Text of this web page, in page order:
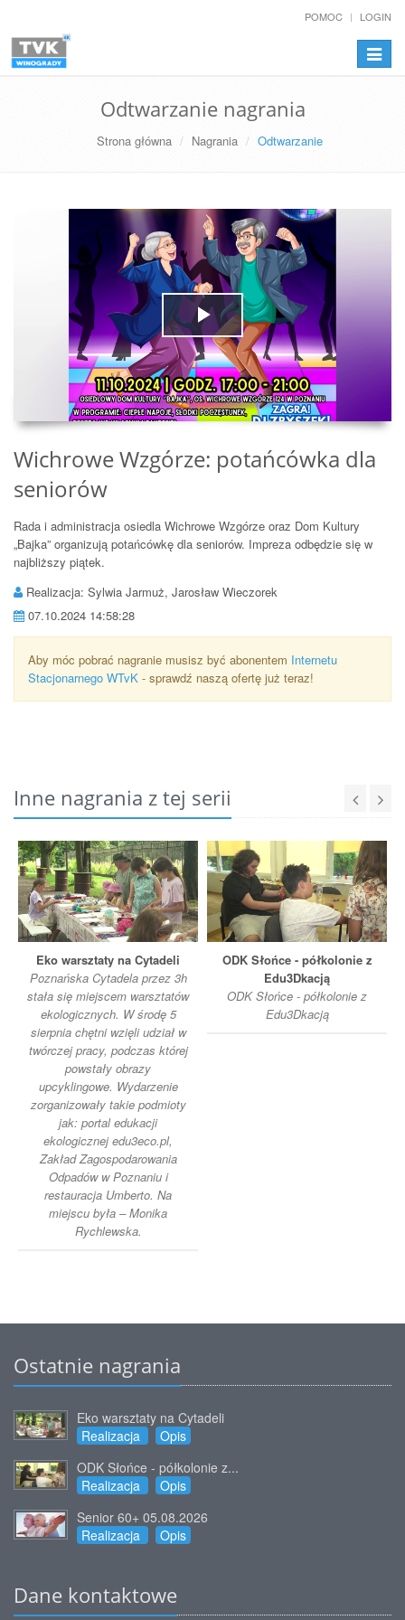
POMOC LOGIN
Odtwarzanie nagrania
Strona główna Nagrania Odtwarzanie
Play
Video
Wichrowe Wzgórze: potańcówka dla
seniorów
Rada i administracja osiedla Wichrowe Wzgórze oraz Dom Kultury
„Bajka” organizują potańcówkę dla seniorów. Impreza odbędzie się w
najbliższy piątek.
Realizacja: Sylwia Jarmuż, Jarosław Wieczorek
07.10.2024 14:58:28
Aby móc pobrać nagranie musisz być abonentem Internetu
Stacjonarnego WTvK - sprawdź naszą ofertę już teraz!
Inne nagrania z tej serii
Eko warsztaty na Cytadeli
Poznańska Cytadela przez 3h
stała się miejscem warsztatów
ekologicznych. W środę 5
sierpnia chętni wzięli udział w
twórczej pracy, podczas której
powstały obrazy
upcyklingowe. Wydarzenie
zorganizowały takie podmioty
jak: portal edukacji
ekologicznej edu3eco.pl,
Zakład Zagospodarowania
Odpadów w Poznaniu i
restauracja Umberto. Na
miejscu była – Monika
Rychlewska.
ODK Słońce - półkolonie z
Edu3Dkacją
ODK Słońce - półkolonie z
Edu3Dkacją
Ostatnie nagrania
Eko warsztaty na Cytadeli
Realizacja
Opis
ODK Słońce - półkolonie z...
Realizacja
Opis
Senior 60+ 05.08.2026
Realizacja
Opis
Dane kontaktowe